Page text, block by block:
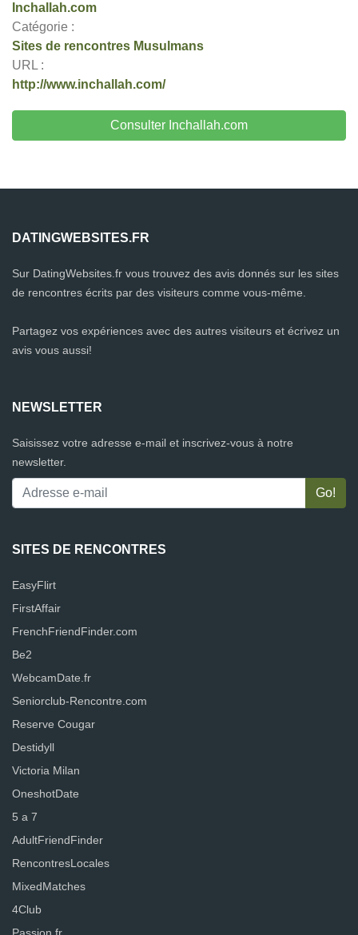
Inchallah.com
Catégorie :
Sites de rencontres Musulmans
URL :
http://www.inchallah.com/
Consulter Inchallah.com
DATINGWEBSITES.FR
Sur DatingWebsites.fr vous trouvez des avis donnés sur les sites
de rencontres écrits par des visiteurs comme vous-même.
Partagez vos expériences avec des autres visiteurs et écrivez un
avis vous aussi!
NEWSLETTER
Saisissez votre adresse e-mail et inscrivez-vous à notre
newsletter.
SITES DE RENCONTRES
EasyFlirt
FirstAffair
FrenchFriendFinder.com
Be2
WebcamDate.fr
Seniorclub-Rencontre.com
Reserve Cougar
Destidyll
Victoria Milan
OneshotDate
5 a 7
AdultFriendFinder
RencontresLocales
MixedMatches
4Club